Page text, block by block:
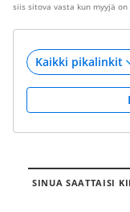
siis sitova vasta kun myyjä
SINUA SAATTAISI